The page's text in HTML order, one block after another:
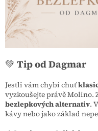
💚 Tip od Dagmar
Jestli vám chybí chuť
vyzkoušejte právě Molino.
bezlepkových alternativ.
kávy nebo jako základ